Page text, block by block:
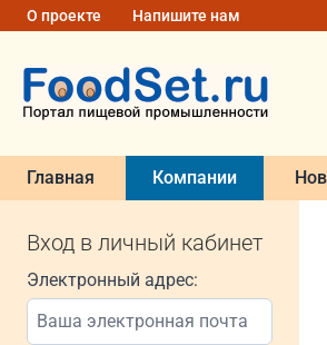
О проекте Напишите нам
Главная Компании
Вход в личный кабинет
Электронный адрес: